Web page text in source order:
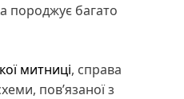
породжує багато
митниці, справа
пов’язаної з